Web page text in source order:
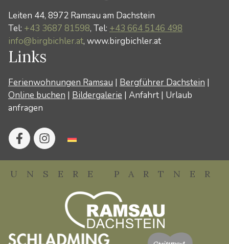
Leiten 44, 8972 Ramsau am Dachstein
Tel: +43 3687 81598, Tel: +43 664 5146 498
info@birgbichler.at, www.birgbichler.at
Links
Ferienwohnungen Ramsau | Bergführer Dachstein |
Online buchen | Bildergalerie | Anfahrt | Urlaub
anfragen
UNSERE PARTNER